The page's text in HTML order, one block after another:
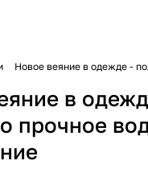
Новое веяние в одежде -
в
прочное